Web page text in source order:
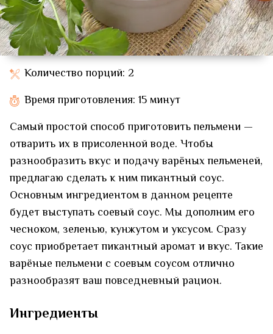
Количество порций: 2
Время приготовления: 15 минут
Самый простой способ приготовить пельмени —
отварить их в присоленной воде. Чтобы
разнообразить вкус и подачу варёных пельменей,
предлагаю сделать к ним пикантный соус.
Основным ингредиентом в данном рецепте
будет выступать соевый соус. Мы дополним его
чесноком, зеленью, кунжутом и уксусом. Сразу
соус приобретает пикантный аромат и вкус. Такие
варёные пельмени с соевым соусом отлично
разнообразят ваш повседневный рацион.
Ингредиенты